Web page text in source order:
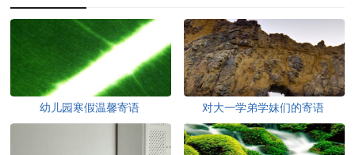
幼儿园寒假温馨寄语 对大一学弟学妹们的寄语